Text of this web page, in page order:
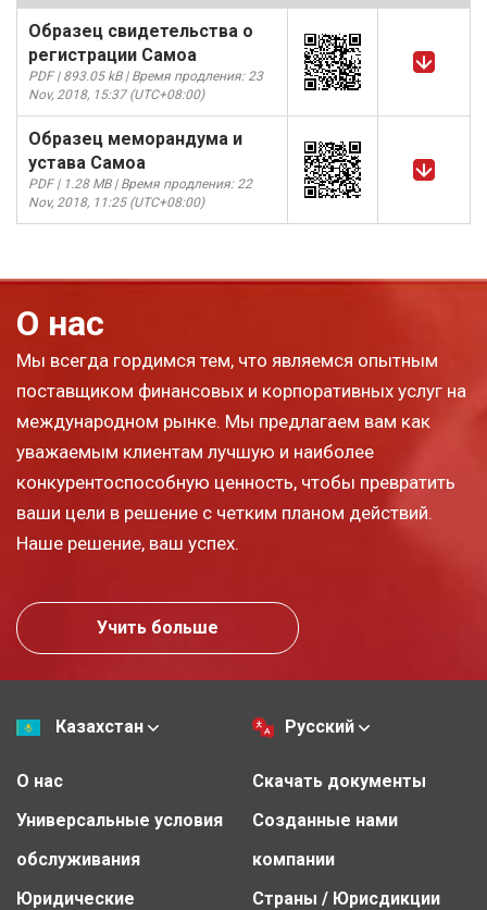
Образец свидетельства о
регистрации Самоа
PDF | 893.05 kB | Время продления: 23
Nov, 2018, 15:37 (UTC+08:00)
Образец меморандума и
устава Самоа
PDF | 1.28 MB | Время продления: 22
Nov, 2018, 11:25 (UTC+08:00)
О нас
Мы всегда гордимся тем, что являемся опытным
поставщиком финансовых и корпоративных услуг на
международном рынке. Мы предлагаем вам как
уважаемым клиентам лучшую и наиболее
конкурентоспособную ценность, чтобы превратить
ваши цели в решение с четким планом действий.
Наше решение, ваш успех.
Учить больше
Казахстан Русский
О нас
Универсальные условия
обслуживания
Юридические
Скачать документы
Созданные нами
компании
Страны / Юрисдикции